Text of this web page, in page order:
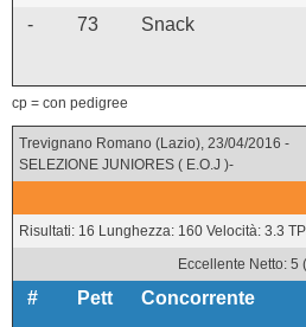
- 73 Snack
cp = con pedigree
Trevignano Romano (Lazio), 23/04/2016 -
SELEZIONE JUNIORES ( E.O.J )-
Risultati: 16 Lunghezza: 160 Velocità: 3.3
Eccellente Netto:
# Pett Concorrente